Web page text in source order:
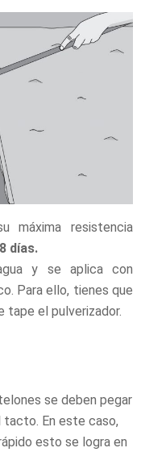
máxima resistencia
días.
y se aplica con
Para ello, tienes que
tape el pulverizador.
se deben pegar
En este caso,
esto se logra en